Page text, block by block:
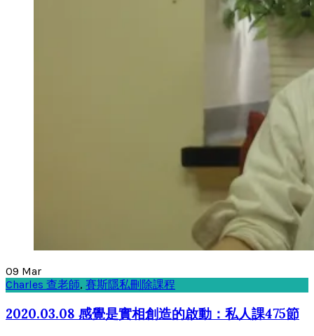
09 Mar
Charles 查老師, 賽斯隱私刪除課程
2020.03.08 感覺是實相創造的啟動：私人課475節